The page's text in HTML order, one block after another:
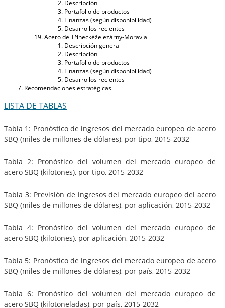
Descripción
Portafolio de productos
Finanzas (según disponibilidad)
Desarrollos recientes
Acero de Třineckéželezárny-Moravia
Descripción general
Descripción
Portafolio de productos
Finanzas (según disponibilidad)
Desarrollos recientes
Recomendaciones estratégicas
LISTA DE TABLAS
Tabla 1: Pronóstico de ingresos del mercado europeo de acero
SBQ (miles de millones de dólares), por tipo, 2015-2032
Tabla 2: Pronóstico del volumen del mercado europeo de
acero SBQ (kilotones), por tipo, 2015-2032
Tabla 3: Previsión de ingresos del mercado europeo del acero
SBQ (miles de millones de dólares), por aplicación, 2015-2032
Tabla 4: Pronóstico del volumen del mercado europeo de
acero SBQ (kilotones), por aplicación, 2015-2032
Tabla 5: Pronóstico de ingresos del mercado europeo de acero
SBQ (miles de millones de dólares), por país, 2015-2032
Tabla 6: Pronóstico del volumen del mercado europeo de
acero SBQ (kilotoneladas), por país, 2015-2032